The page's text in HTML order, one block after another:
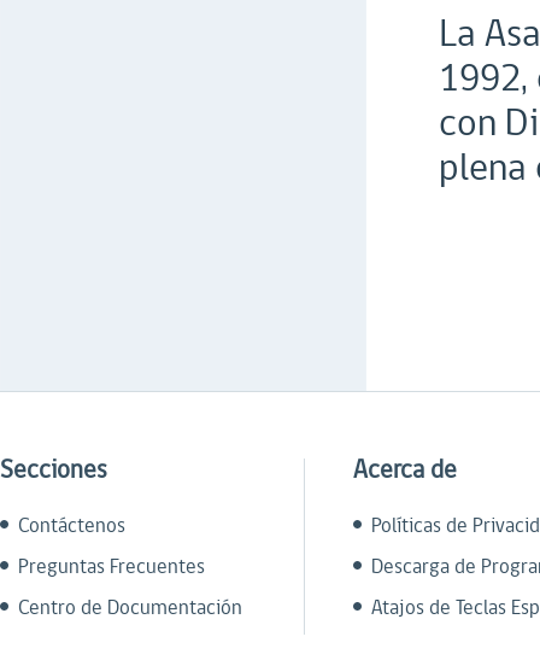
La
con
plena
Secciones
Contáctenos
Preguntas Frecuentes
Centro de Documentación
Acerca de
Políticas de
Descarga de
Atajos de Teclas